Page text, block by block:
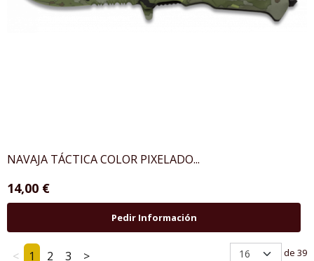
NAVAJA TÁCTICA COLOR PIXELADO...
14,00 €
Pedir Información
< 1 2 3 > de 39